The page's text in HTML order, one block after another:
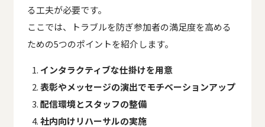
る工夫が必要です。
ここでは、トラブルを防ぎ参加者の満足度を高める
ための5つのポイントを紹介します。
インタラクティブな仕掛けを用意
表彰やメッセージの演出でモチベーションアップ
配信環境とスタッフの整備
社内向けリハーサルの実施